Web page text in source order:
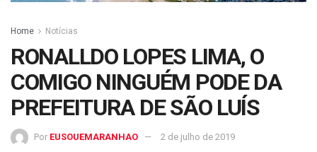
Home Notícias
RONALLDO LOPES LIMA, O
COMIGO NINGUÉM PODE DA
PREFEITURA DE SÃO LUÍS
Por EUSOUEMARANHAO 2 de julho de 2019